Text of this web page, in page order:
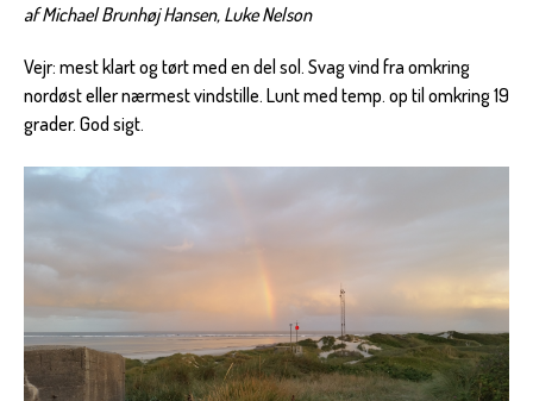
af Michael Brunhøj Hansen, Luke Nelson
Vejr: mest klart og tørt med en del sol. Svag vind fra omkring
nordøst eller nærmest vindstille. Lunt med temp. op til omkring 19
grader. God sigt.